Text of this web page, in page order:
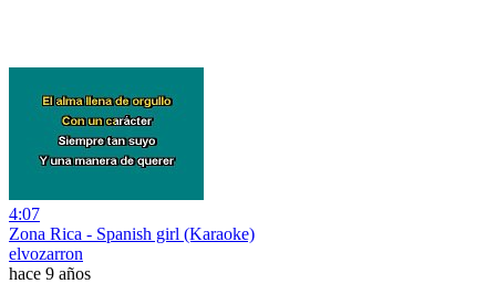
4:07
Zona Rica - Spanish girl (Karaoke)
elvozarron
hace 9 años